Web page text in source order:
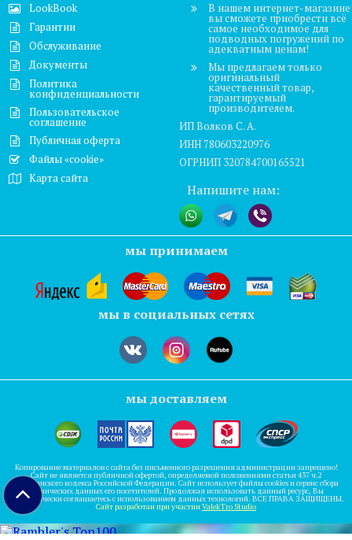
LookBook
Гарантии
Обслуживание
Документы
Политика
конфиденциальности
Пользовательское
соглашение
Публичная оферта
Файлы «cookie»
Карта сайта
В нашем интернет-магазине
вы сможете приобрести всё
самое необходимое для
подводных погружений по
адекватным ценам!
Мы предлагаем только
оригинальный
качественный товар,
гарантируемый
производителем.
ИП Волков С. А.
ИНН 780603220976
ОГРНИП 320784700165521
Напишите нам:
мы принимаем
мы в социальных сетях
мы доставляем
Копирование материалов с сайта без письменного разрешения администрации запрещено!
Сайт не является публичной офертой, определяемой положениями статьи 437 ч.2
гражданского кодекса Российской Федерации. Сайт использует файлы cookies и сервис сбора
технических данных его посетителей. Продолжая использовать данный ресурс, Вы
автоматически соглашаетесь с использованием данных технологий. ВСЕ ПРАВА ЗАЩИЩЕНЫ.
Сайт разработан при участииValekTro Studio